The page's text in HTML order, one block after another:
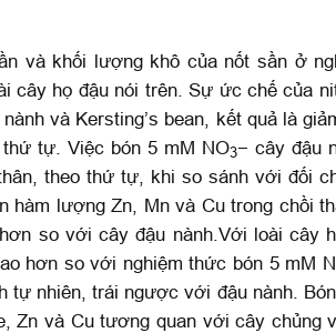
và khối lượng khô của nốt sần ở
cây họ đậu nói trên. Sự ức chế của
và Kersting’s bean, kết quả là
tự. Việc bón 5 mM NO3− cây đậu
theo thứ tự, khi so sánh với đối
lượng Zn, Mn và Cu trong chồi
so với cây đậu nành.Với loài cây
hơn so với nghiệm thức bón 5 mM
tự nhiên, trái ngược với đậu nành.
Zn và Cu tương quan với cây chủng